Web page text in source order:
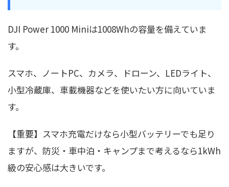
DJI Power 1000 Miniは1008Whの容量を備えていま
す。
スマホ、ノートPC、カメラ、ドローン、LEDライト、
小型冷蔵庫、車載機器などを使いたい方に向いていま
す。
【重要】スマホ充電だけなら小型バッテリーでも足り
ますが、防災・車中泊・キャンプまで考えるなら1kWh
級の安心感は大きいです。